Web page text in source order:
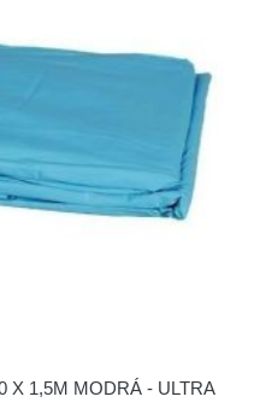
X 1,5M MODRÁ - ULTRA